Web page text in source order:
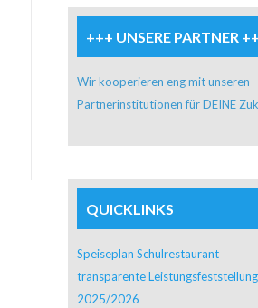
+++ UNSERE PARTNER
Wir kooperieren eng mit unseren
Partnerinstitutionen für DEINE
QUICKLINKS
Speiseplan Schulrestaurant
transparente Leistungsfeststellung
2025/2026